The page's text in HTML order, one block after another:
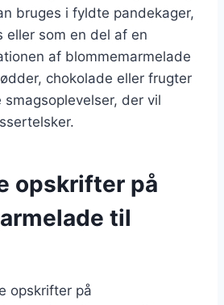
bruges i fyldte pandekager,
eller som en del af en
af blommemarmelade
chokolade eller frugter
smagsoplevelser, der vil
opskrifter på
til
opskrifter på